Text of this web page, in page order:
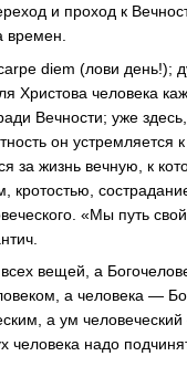
и проход к
времен.
diem (лови день!);
Христова человека
Вечности; уже
он устремляется
за жизнь вечную, к
кротостью,
«Мы путь
вещей, а
а человека —
а ум
надо